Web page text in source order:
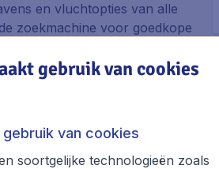
en vluchtopties van alle
zoekmachine voor goedkope
Dit betekent dat je in
en tijd die jou het
van vliegtickets naar Malang
vindt. Probeer ook
nog betere aanbieding voor
gebruik van cookies
van cookies
soortgelijke technologieën zoals